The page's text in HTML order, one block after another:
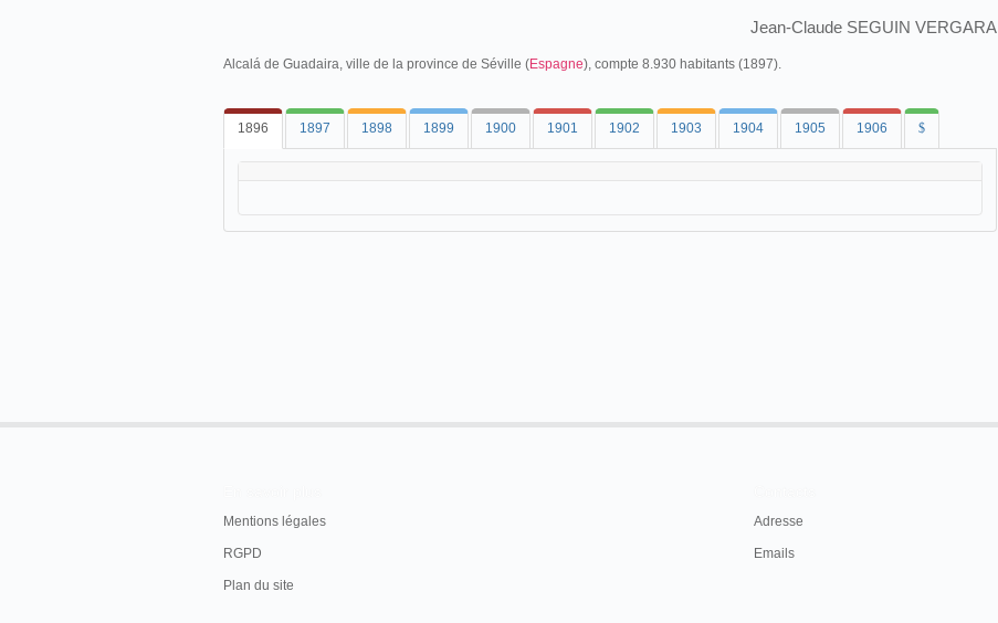
Jean-Claude SEGUIN VERGARA
Alcalá de Guadaira, ville de la province de Séville (Espagne), compte 8.930 habitants (1897).
1896 1897 1898 1899 1900 1901 1902 1903 1904 1905 1906 $
Mentions légales
RGPD
Plan du site
Adresse
Emails